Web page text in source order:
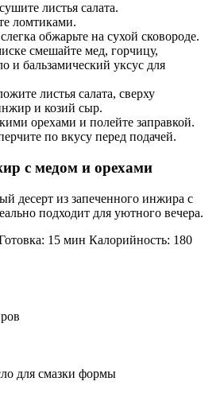
листья салата.
ломтиками.
обжарьте на сухой сковороде.
смешайте мед, горчицу,
и бальзамический уксус для
листья салата, сверху
и козий сыр.
орехами и полейте заправкой.
по вкусу перед подачей.
с медом и орехами
десерт из запеченного инжира с
подходит для уютного вечера.
15 мин Калорийность: 180
для смазки формы